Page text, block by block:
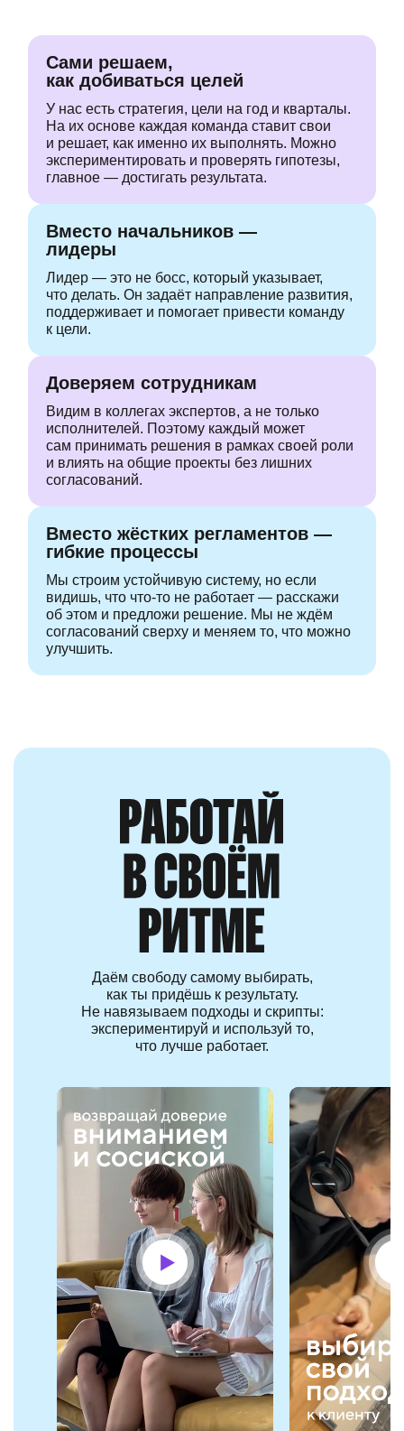
Сами решаем,
как добиваться целей
У нас есть стратегия, цели на год и кварталы.
На их основе каждая команда ставит свои
и решает, как именно их выполнять. Можно
экспериментировать и проверять гипотезы,
главное — достигать результата.
Вместо начальников —
лидеры
Лидер — это не босс, который указывает,
что делать. Он задаёт направление развития,
поддерживает и помогает привести команду
к цели.
Доверяем сотрудникам
Видим в коллегах экспертов, а не только
исполнителей. Поэтому каждый может
сам принимать решения в рамках своей роли
и влиять на общие проекты без лишних
согласований.
Вместо жёстких регламентов —
гибкие процессы
Мы строим устойчивую систему, но если
видишь, что что-то не работает — расскажи
об этом и предложи решение. Мы не ждём
согласований сверху и меняем то, что можно
улучшить.
Даём свободу самому выбирать,
как ты придёшь к результату.
Не навязываем подходы и скрипты:
экспериментируй и используй то,
что лучше работает.